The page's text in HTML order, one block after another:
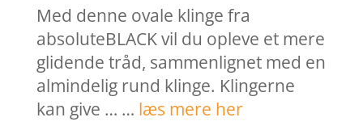
Med denne ovale klinge fra
absoluteBLACK vil du opleve et mere
glidende tråd, sammenlignet med en
almindelig rund klinge. Klingerne
kan give … … læs mere her